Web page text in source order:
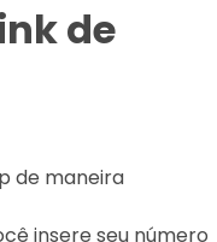
de
de maneira
insere seu número